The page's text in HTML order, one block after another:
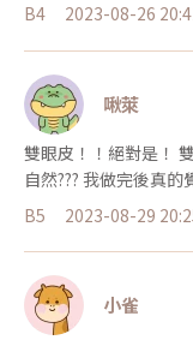
B4
2023-08-26
啾萊
雙眼皮！！絕對是！
自然??? 我做完後真
B5
2023-08-29
小雀